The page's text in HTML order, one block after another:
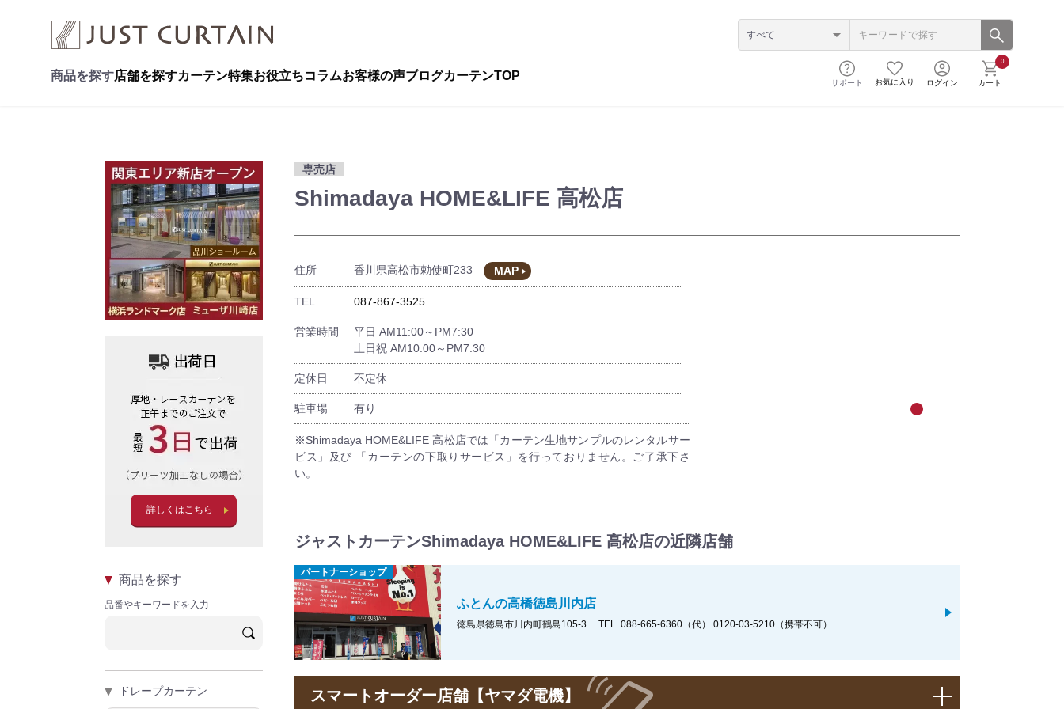
商品を探す店舗を探すカーテン特集お役立ちコラムお客様の声ブログカーテンTOP
サポート お気に入り ログイン
0
カート
詳しくはこちら
商品を探す
品番やキーワードを入力
ドレープカーテン
専売店
Shimadaya HOME&LIFE 高松店
住所 香川県高松市勅使町233 MAP
TEL 087-867-3525
営業時間
平日 AM11:00～PM7:30
土日祝 AM10:00～PM7:30
定休日 不定休
駐車場 有り
※Shimadaya HOME&LIFE 高松店では「カーテン生地サンプルのレンタルサー
ビス」及び 「カーテンの下取りサービス」を行っておりません。ご了承下さ
い。
ジャストカーテンShimadaya HOME&LIFE 高松店の近隣店舗
パートナーショップ
ふとんの高橋徳島川内店
徳島県徳島市川内町鶴島105-3 TEL. 088-665-6360（代） 0120-03-5210（携帯不可）
スマートオーダー店舗【ヤマダ電機】